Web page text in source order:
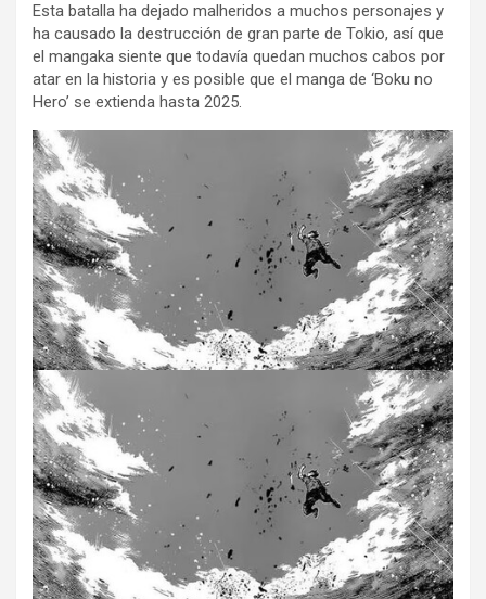
Esta batalla ha dejado malheridos a muchos personajes y
ha causado la destrucción de gran parte de Tokio, así que
el mangaka siente que todavía quedan muchos cabos por
atar en la historia y es posible que el manga de ‘Boku no
Hero’ se extienda hasta 2025.